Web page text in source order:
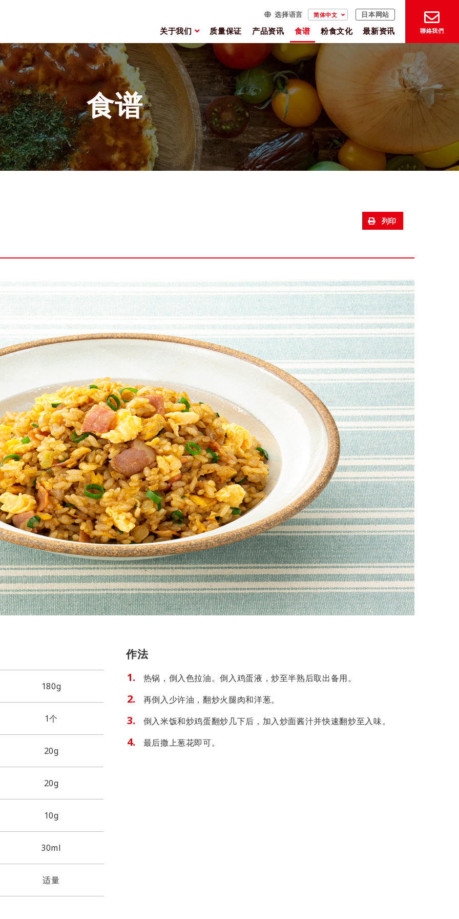
选择语言 简体中文 日本网站
关于我们 质量保证 产品资讯 食谱 粉食文化 最新资讯 聯絡我們
食谱
180g
1个
20g
20g
10g
30ml
适量
作法
热锅，倒入色拉油。倒入鸡蛋液，炒至半熟后取出备用。
再倒入少许油，翻炒火腿肉和洋葱。
倒入米饭和炒鸡蛋翻炒几下后，加入炒面酱汁并快速翻炒至入味。
最后撒上葱花即可。